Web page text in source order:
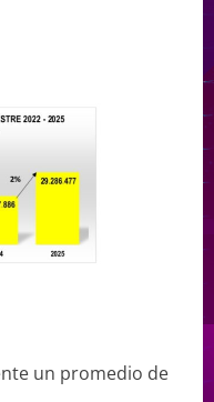
un promedio de